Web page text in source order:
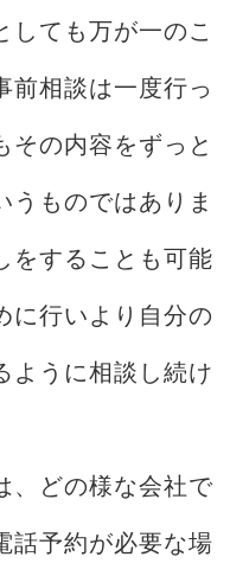
しても万が一のこ
前相談は一度行っ
その内容をずっと
うものではありま
をすることも可能
に行いより自分の
ように相談し続け
、どの様な会社で
話予約が必要な場